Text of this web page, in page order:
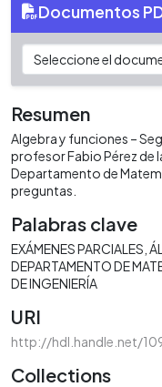
Documentos
Resumen
Algebra y funciones –
profesor Fabio Pérez de
Departamento de
preguntas.
Palabras clave
EXÁMENES PARCIALES
DEPARTAMENTO DE
DE INGENIERÍA
URI
http://hdl.handle.net/
Collections